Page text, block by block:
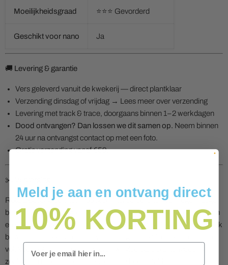
Moeilijkheidsgraad ⭐⭐⭐ Gevorderd
Geschikt voor nano Ja
🚚 Levering & garantie
Vers geleverd vanuit de kwekerij — direct plantklaar
Verzending dinsdag of vrijdag → Lees meer over verzending
Levering met track & trace, doorgaans binnen 1–2 werkdagen
Dood ontvangen? Dan lossen we dit samen op. Neem binnen
24 uur na ontvangst contact op met een foto.
Gratis verzending vanaf €59,-
✂️ Verzorging
Rotala Bossi groeit het mooist bij intense belichting en regelmatige
bemesting. Zonder voldoende licht gaan de internodiums uitrekken
en verliest de plant zijn compacte karakter. Regelmatig snoeien vlak
boven een knoop stimuleert vertakking en houdt de plant dicht en
vol. Voor optimale groei adviseren wij vloeibare plantenvoeding
zoals Sera Florena, of Sera Florenette bodemtabletten.
Meld je aan en ontvang direct
10% KORTING
Email